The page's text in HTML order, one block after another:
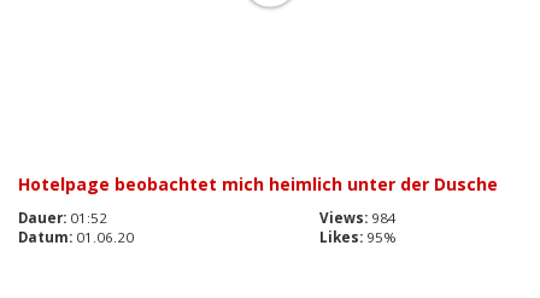
Hotelpage beobachtet mich heimlich unter der Dusche
Dauer: 01:52 Views: 984
Datum: 01.06.20 Likes: 95%